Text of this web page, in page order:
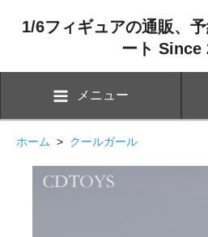
1/6フィギュアの通販、
ート Since
メニュー
ホーム > クールガール